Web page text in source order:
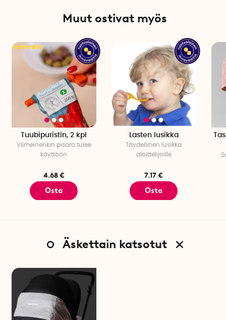
Muut ostivat myös
Tuubipuristin, 2 kpl
Viimeinenkin pisara tulee
käyttöön
4.68 €
Osta
Lasten lusikka
Täydellinen lusikka
aloittelijoille
7.17 €
Osta
Äskettain katsotut